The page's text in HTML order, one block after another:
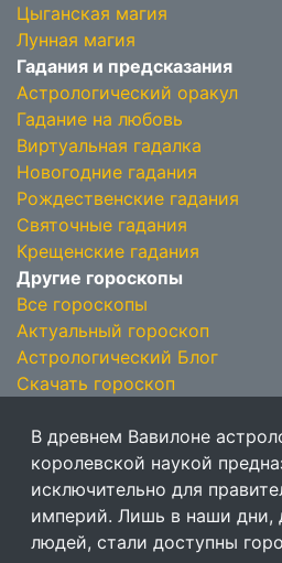
Цыганская магия
Лунная магия
Гадания и предсказания
Астрологический оракул
Гадание на любовь
Виртуальная гадалка
Новогодние гадания
Рождественские гадания
Святочные гадания
Крещенские гадания
Другие гороскопы
Все гороскопы
Актуальный гороскоп
Астрологический Блог
Скачать гороскоп
В древнем Вавилоне
королевской наукой
исключительно для
империй. Лишь в наши дни,
людей, стали доступны